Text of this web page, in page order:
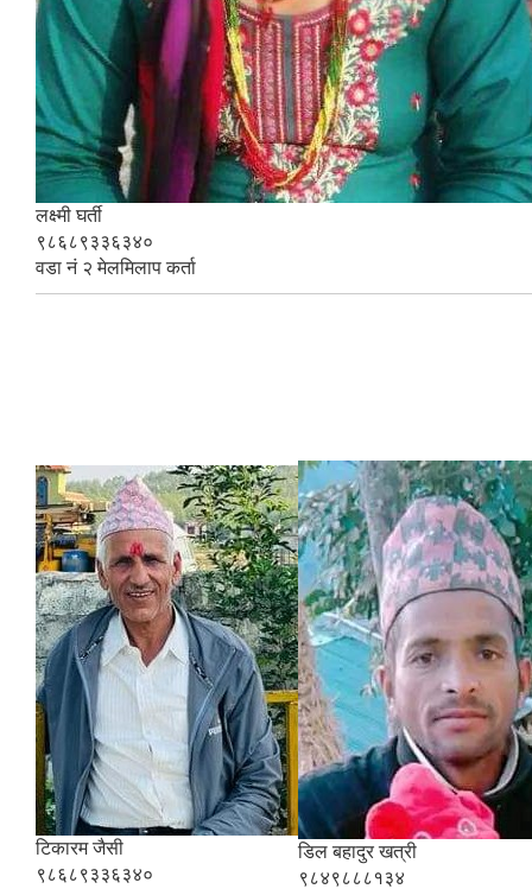
लक्ष्मी घर्ती
९८६८९३३६३४०
वडा नं २ मेलमिलाप कर्ता
टिकारम जैसी
९८६८९३३६३४०
डिल बहादुर खत्री
९८४९८८८१३४